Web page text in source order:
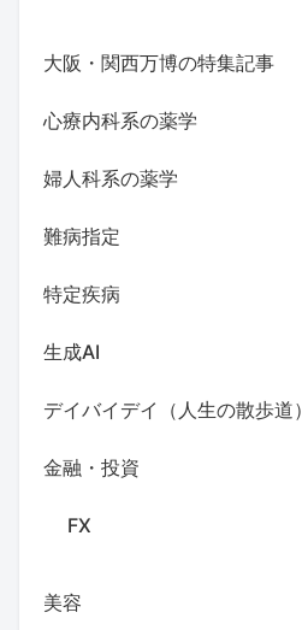
大阪・関西万博の特集記事
心療内科系の薬学
婦人科系の薬学
難病指定
特定疾病
生成AI
デイバイデイ（人生の散歩道）
金融・投資
FX
美容